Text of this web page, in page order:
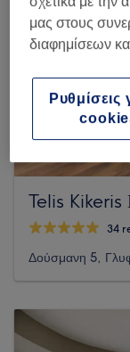
Telis Kikeris
34
Δούσμανη 5,
μας στους
διαφημίσεων
Ρυθμίσεις